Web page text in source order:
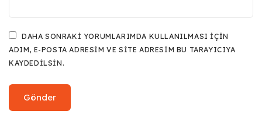
DAHA SONRAKI YORUMLARIMDA KULLANILMASI IÇIN
ADIM, E-POSTA ADRESIM VE SITE ADRESIM BU TARAYICIYA
KAYDEDILSIN.